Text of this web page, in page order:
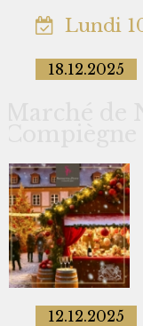
Lundi
18.12.2025
12.12.2025